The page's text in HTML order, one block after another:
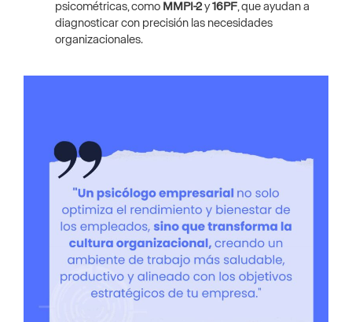
psicométricas, como MMPI-2 y16PF , que ayudan a
diagnosticar con precisión las necesidades
organizacionales.